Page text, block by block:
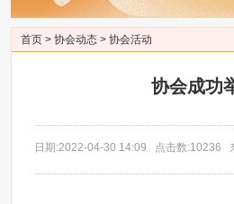
首页 > 协会动态 > 协会活动
协会成功
日期:2022-04-30 14:09 点击数:10236